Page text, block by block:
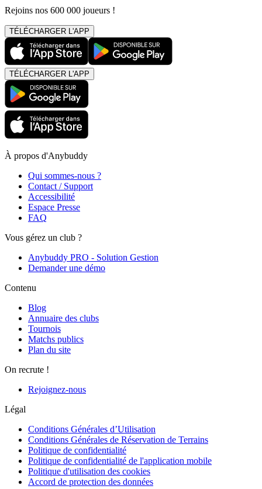
Rejoins nos 600 000 joueurs !
TÉLÉCHARGER L'APP
TÉLÉCHARGER L'APP
À propos d'Anybuddy
Qui sommes-nous ?
Contact / Support
Accessibilité
Espace Presse
FAQ
Vous gérez un club ?
Anybuddy PRO - Solution Gestion
Demander une démo
Contenu
Blog
Annuaire des clubs
Tournois
Matchs publics
Plan du site
On recrute !
Rejoignez-nous
Légal
Conditions Générales d’Utilisation
Conditions Générales de Réservation de Terrains
Politique de confidentialité
Politique de confidentialité de l'application mobile
Politique d'utilisation des cookies
Accord de protection des données